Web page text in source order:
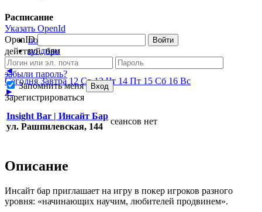
Указать OpenId
OpenID
Войти
действуй, бро
забыли пароль?
Запомнить меня
Вход
Зарегистрироваться
Расписание
полное
по дням
◄
СегодняЗавтра 12 Ср13 Чт 14 Пт 15 Сб 16 Вс
►
Insight Bar | Инсайт Бар
ул. Рашпилевская, 144
сеансов нет
Описание
Инсайт бар приглашает на игру в покер игроков разного
уровня: «начинающих научим, любителей продвинем».